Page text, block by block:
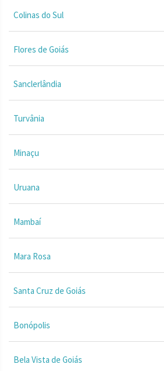
Colinas do Sul
Flores de Goiás
Sanclerlândia
Turvânia
Minaçu
Uruana
Mambaí
Mara Rosa
Santa Cruz de Goiás
Bonópolis
Bela Vista de Goiás